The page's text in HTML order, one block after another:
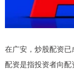
在广安，炒股配资已
配资是指投资者向